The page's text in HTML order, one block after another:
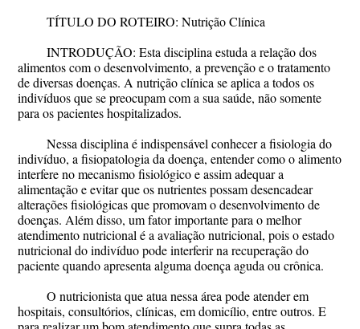
TÍTULO DO ROTEIRO: Nutrição Clínica
INTRODUÇÃO: Esta disciplina estuda a relação dos
alimentos com o desenvolvimento, a prevenção e o tratamento
de diversas doenças. A nutrição clínica se aplica a todos os
indivíduos que se preocupam com a sua saúde, não somente
para os pacientes hospitalizados.
Nessa disciplina é indispensável conhecer a fisiologia do
indivíduo, a fisiopatologia da doença, entender como o alimento
interfere no mecanismo fisiológico e assim adequar a
alimentação e evitar que os nutrientes possam desencadear
alterações fisiológicas que promovam o desenvolvimento de
doenças. Além disso, um fator importante para o melhor
atendimento nutricional é a avaliação nutricional, pois o estado
nutricional do indivíduo pode interferir na recuperação do
paciente quando apresenta alguma doença aguda ou crônica.
O nutricionista que atua nessa área pode atender em
hospitais, consultórios, clínicas, em domicílio, entre outros. E